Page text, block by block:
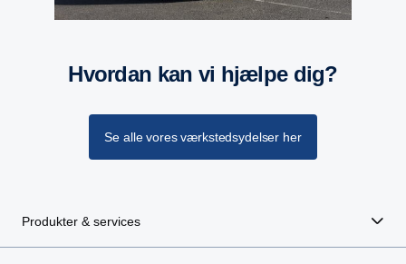
Hvordan kan vi hjælpe dig?
Se alle vores værkstedsydelser her
Produkter & services